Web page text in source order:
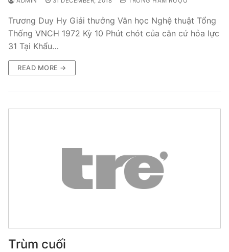
Trương Duy Hy Giải thưởng Văn học Nghệ thuật Tổng
Thống VNCH 1972 Kỳ 10 Phút chót của căn cứ hỏa lực
31 Tại Khẩu…
READ MORE →
Trùm cuối